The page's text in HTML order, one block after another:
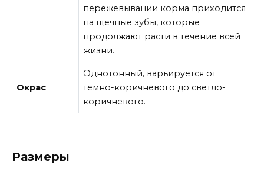
пережевывании корма приходится
на щечные зубы, которые
продолжают расти в течение всей
жизни.
Окрас
Однотонный, варьируется от
темно-коричневого до светло-
коричневого.
Размеры